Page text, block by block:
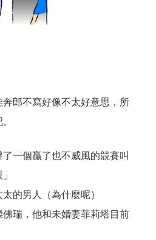
郎不寫好像不太好意思，所
一個贏了也不威風的競賽叫
的男人（為什麼呢）
瑞，他和未婚妻菲莉塔目前